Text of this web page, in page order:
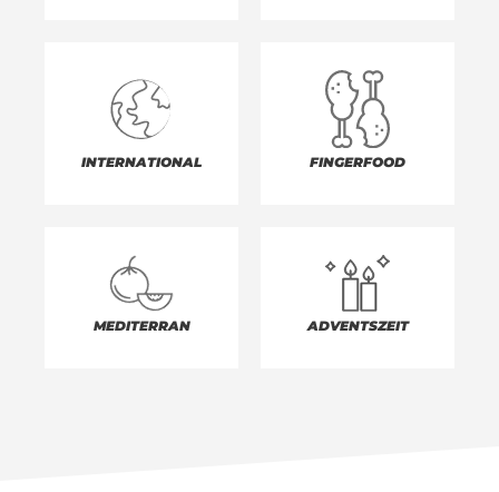
INTERNATIONAL FINGERFOOD
MEDITERRAN ADVENTSZEIT